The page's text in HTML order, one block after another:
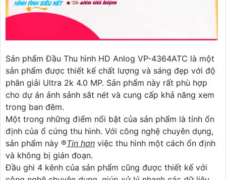
Sản phẩm Đầu Thu hình HD Anlog VP-4364ATC là một
sản phẩm được thiết kế chất lượng và sáng đẹp với độ
phân giải Ultra 2k 4.0 MP. Sản phẩm này rất phù hợp
cho dự án ảnh sảnh sắt nét và cung cấp khả năng xem
trong ban đêm.
Một trong những điểm nổi bật của sản phẩm là tính ổn
định của ổ cứng thu hình. Với công nghệ chuyên dụng,
sản phẩm này ®️Tin hơn việc thu hình một cách ổn định
và không bị gián đoạn.
Đầu ghi 4 kênh của sản phẩm cũng được thiết kế với